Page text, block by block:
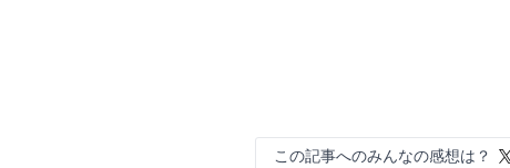
この記事へのみんなの感想は？